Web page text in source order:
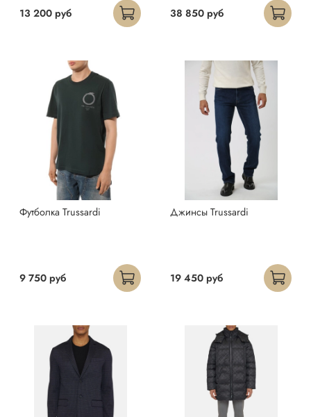
13 200 руб 38 850 руб
Футболка Trussardi
9 750 руб
Джинсы Trussardi
19 450 руб